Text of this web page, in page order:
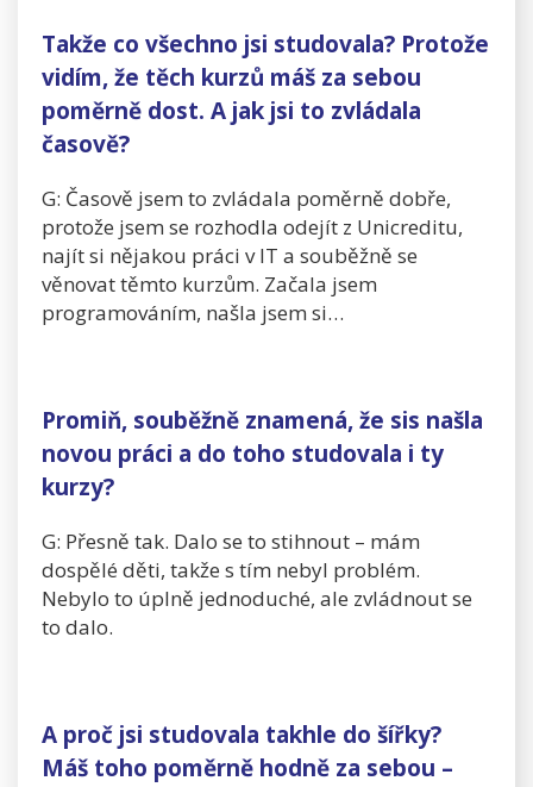
Takže co všechno jsi studovala? Protože
vidím, že těch kurzů máš za sebou
poměrně dost. A jak jsi to zvládala
časově?
G: Časově jsem to zvládala poměrně dobře,
protože jsem se rozhodla odejít z Unicreditu,
najít si nějakou práci v IT a souběžně se
věnovat těmto kurzům. Začala jsem
programováním, našla jsem si…
Promiň, souběžně znamená, že sis našla
novou práci a do toho studovala i ty
kurzy?
G: Přesně tak. Dalo se to stihnout – mám
dospělé děti, takže s tím nebyl problém.
Nebylo to úplně jednoduché, ale zvládnout se
to dalo.
A proč jsi studovala takhle do šířky?
Máš toho poměrně hodně za sebou –